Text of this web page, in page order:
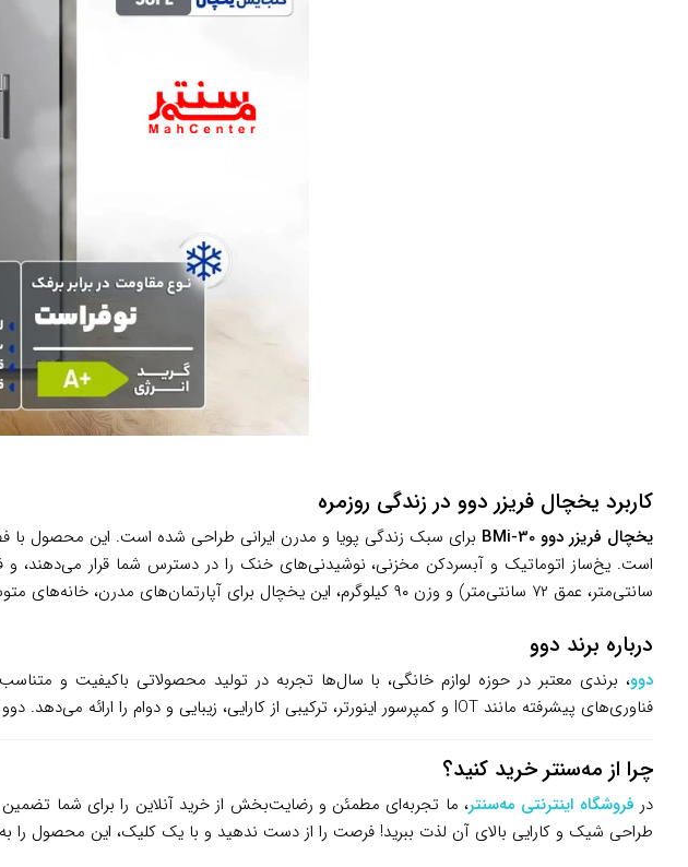
کاربرد یخچال فریزر دوو در زندگی روزمره
یخچال فریزر دوو BMi-30
برای سبک زندگی پویا و مدرن ایرانی طراحی شده است. این محصول با
سانتی‌متر، عمق ۷۲ سانتی‌متر) و وزن ۹۰ کیلوگرم، این یخچال برای آپارتمان‌های مدرن، خانه‌های متوسط یا ویلاهای تفریحی مناسب است.
درباره برند دوو
دوو
فناوری‌های پیشرفته مانند IOT و کمپرسور اینورتر، ترکیبی از کارایی، زیبایی و دوام را ارائه می‌دهد. دوو با خدمات پس از فروش گسترده و تعهد به رضایت مشتری، انتخابی مطمئن برای خانواده‌های ایرانی است.
چرا از مه‌سنتر خرید کنید؟
در فروشگاه اینترنتی مه‌سنتر
طراحی شیک و کارایی بالای آن لذت ببرید! فرصت را از دست ندهید و با یک کلیک، این محصول را به